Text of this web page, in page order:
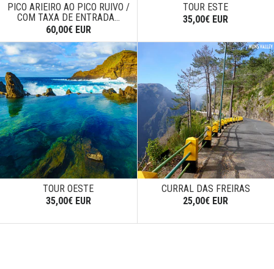
PICO ARIEIRO AO PICO RUIVO /
COM TAXA DE ENTRADA...
60,00€ EUR
TOUR ESTE
35,00€ EUR
TOUR OESTE
35,00€ EUR
CURRAL DAS FREIRAS
25,00€ EUR